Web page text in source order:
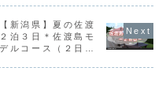
で30席ほどありま
すが、すぐに満席
になるほど大人気
のお店です。
【新潟県】夏の佐渡
２泊３日＊佐渡島モ
デルコース（２日